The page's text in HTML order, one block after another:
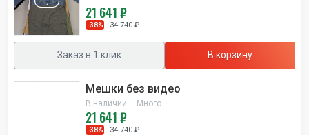
21 641 ₽
-38% 34 740 ₽
Заказ в 1 клик В корзину
Мешки без видео
В наличии – Много
21 641 ₽
-38% 34 740 ₽